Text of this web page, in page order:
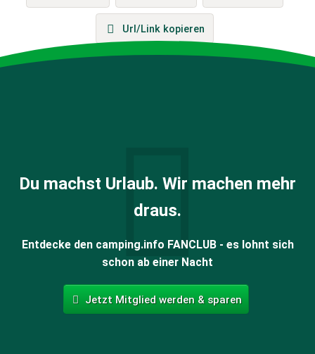
Url/Link kopieren
Du machst Urlaub. Wir machen mehr
draus.
Entdecke den camping.info FANCLUB - es lohnt sich
schon ab einer Nacht
Jetzt Mitglied werden & sparen